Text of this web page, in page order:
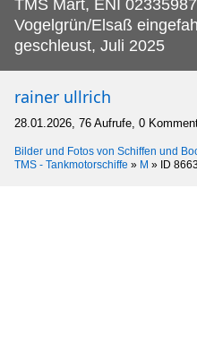
TMS Mart, ENI
Vogelgrün/Elsaß
geschleust, Juli 2025
rainer ullrich
28.01.2026, 76 Aufrufe, 0
Bilder und Fotos von Schiffen und
TMS - Tankmotorschiffe » M » ID